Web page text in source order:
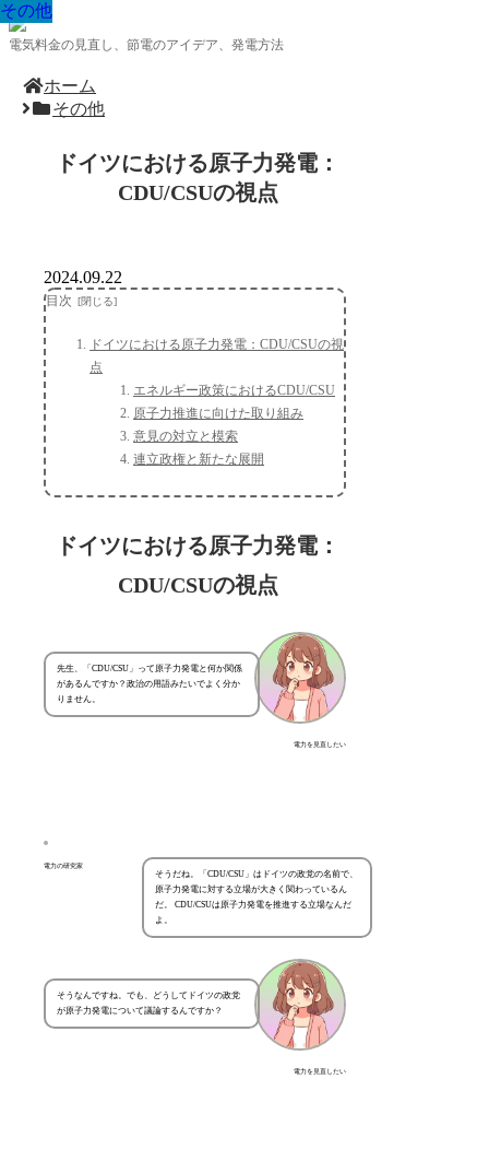
電気料金の見直し、節電のアイデア、発電方法
ホーム
その他
ドイツにおける原子力発電：
CDU/CSUの視点
その他
2024.09.22
目次
ドイツにおける原子力発電：CDU/CSUの視
点
エネルギー政策におけるCDU/CSU
原子力推進に向けた取り組み
意見の対立と模索
連立政権と新たな展開
ドイツにおける原子力発電：
CDU/CSUの視点
電力を見直したい
先生、「CDU/CSU」って原子力発電と何か関係
があるんですか？政治の用語みたいでよく分か
りません。
電力の研究家
そうだね。「CDU/CSU」はドイツの政党の名前で、
原子力発電に対する立場が大きく関わっているん
だ。 CDU/CSUは原子力発電を推進する立場なんだ
よ。
電力を見直したい
そうなんですね。でも、どうしてドイツの政党
が原子力発電について議論するんですか？
その他
その他
その他
その他
その他
その他
その他
その他